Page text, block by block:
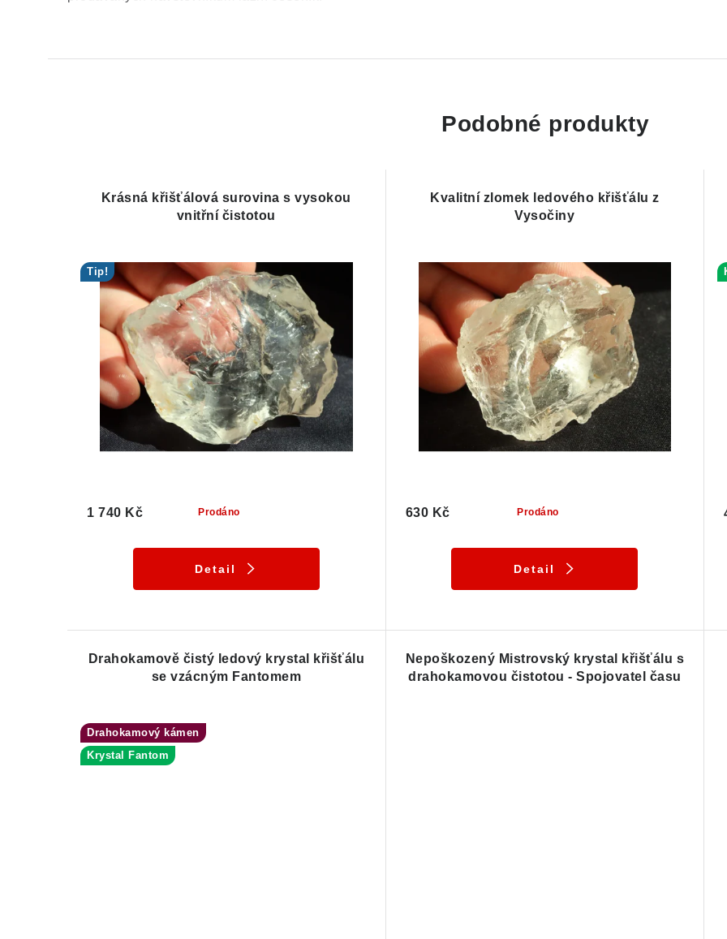
Podobné produkty
Krásná křišťálová surovina s vysokou
vnitřní čistotou
Tip!
Prodáno
1 740 Kč
Detail
Kvalitní zlomek ledového křišťálu z
Vysočiny
Prodáno
630 Kč
Detail
Drahokamově čistý ledový krystal křišťálu
se vzácným Fantomem
Drahokamový kámen
Krystal Fantom
Nepoškozený Mistrovský krystal křišťálu s
drahokamovou čistotou - Spojovatel času